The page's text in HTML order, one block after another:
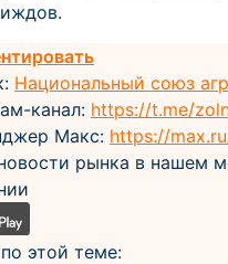
Национальный союз
канал: https://t.me/
Макс: https://
рынка в нашем
этой теме: